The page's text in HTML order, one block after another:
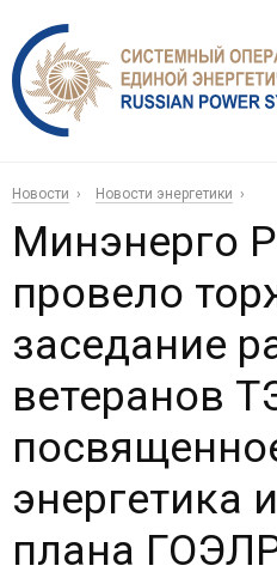
Новости Новости энергетики
Минэнерго
провело
заседание
ветеранов
энергетика
плана